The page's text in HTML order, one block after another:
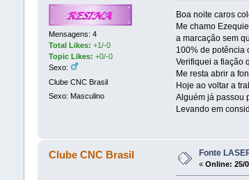
Mensagens: 4
Total Likes: +1/-0
Topic Likes: +0/-0
Sexo:
Clube CNC Brasil
Sexo: Masculino
Boa noite caros
Me chamo
a marcação sem
100% de potência
Verifiquei a fiação
Me resta abrir a
Hoje ao voltar a
Alguém já passou
Levando em
Clube CNC Brasil Fonte
« Online: 25/